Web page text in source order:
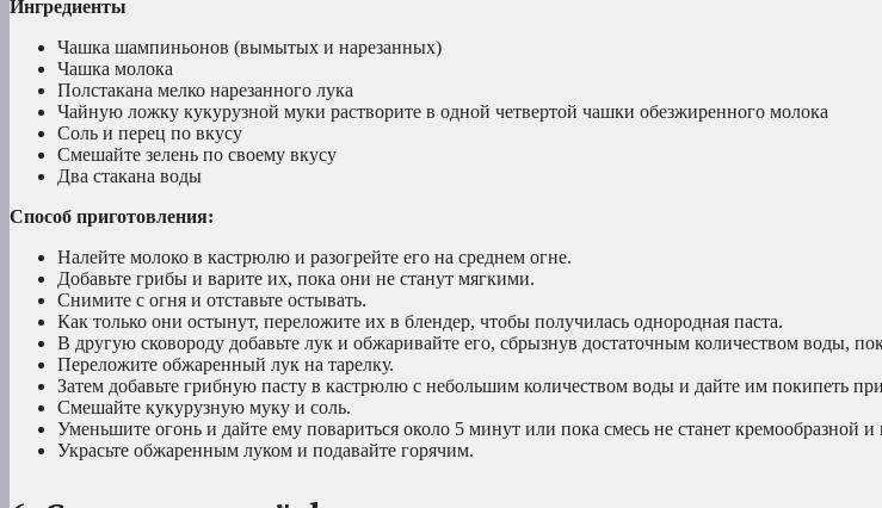
Ингредиенты
Чашка шампиньонов (вымытых и нарезанных)
Чашка молока
Полстакана мелко нарезанного лука
Чайную ложку кукурузной муки растворите в одной четвертой чашки обезжиренного молока
Соль и перец по вкусу
Смешайте зелень по своему вкусу
Два стакана воды
Способ приготовления:
Налейте молоко в кастрюлю и разогрейте его на среднем огне.
Добавьте грибы и варите их, пока они не станут мягкими.
Снимите с огня и отставьте остывать.
Как только они остынут, переложите их в блендер, чтобы получилась однородная паста.
В другую сковороду добавьте лук и обжаривайте его, сбрызнув достаточным количеством воды,
Переложите обжаренный лук на тарелку.
Затем добавьте грибную пасту в кастрюлю с небольшим количеством воды и дайте им покипеть
Смешайте кукурузную муку и соль.
Уменьшите огонь и дайте ему повариться около 5 минут или пока смесь не станет кремообразной и
Украсьте обжаренным луком и подавайте горячим.